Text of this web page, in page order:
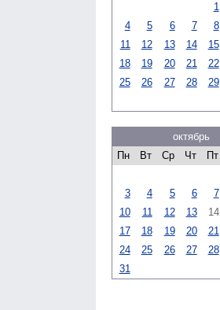
1
4
5 6 7 8
11
12 13 14 15
18
19 20 21 22
25
26 27 28 29
октябрь
Пн
Вт Ср Чт Пт
3
4 5 6 7
10
11 12 13 14
17
18 19 20 21
24
25 26 27 28
31